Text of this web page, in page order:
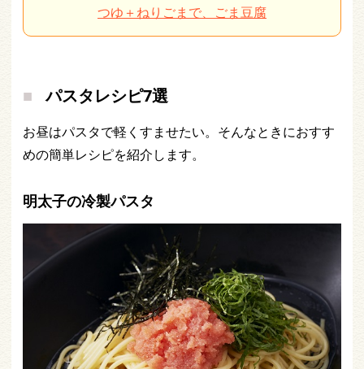
つゆ＋ねりごまで、ごま豆腐
パスタレシピ7選
お昼はパスタで軽くすませたい。そんなときにおすす
めの簡単レシピを紹介します。
明太子の冷製パスタ